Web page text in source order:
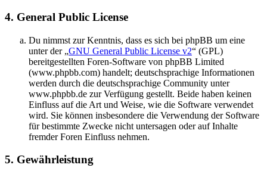
4. General Public License
Du nimmst zur Kenntnis, dass es sich bei phpBB um eine
unter der „GNU General Public License v2“ (GPL)
bereitgestellten Foren-Software von phpBB Limited
(www.phpbb.com) handelt; deutschsprachige Informationen
werden durch die deutschsprachige Community unter
www.phpbb.de zur Verfügung gestellt. Beide haben keinen
Einfluss auf die Art und Weise, wie die Software verwendet
wird. Sie können insbesondere die Verwendung der Software
für bestimmte Zwecke nicht untersagen oder auf Inhalte
fremder Foren Einfluss nehmen.
5. Gewährleistung